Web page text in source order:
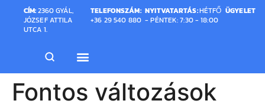
CÍM:2360 GYÁL,
JÓZSEF ATTILA
UTCA 1.
TELEFONSZÁM:
+36 29 540 880
NYITVATARTÁS:HÉTFŐ
- PÉNTEK: 7:30 - 18:00
ÜGYELET
Fontos változások